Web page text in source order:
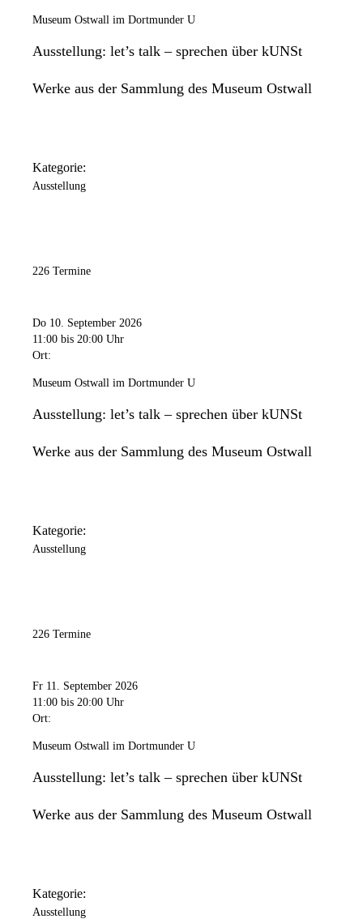
Museum Ostwall im Dortmunder U
Ausstellung: let’s talk – sprechen über kUNSt
Werke aus der Sammlung des Museum Ostwall
Kategorie:
Ausstellung
226 Termine
Do 10. September 2026
11:00 bis 20:00 Uhr
Ort:
Museum Ostwall im Dortmunder U
Ausstellung: let’s talk – sprechen über kUNSt
Werke aus der Sammlung des Museum Ostwall
Kategorie:
Ausstellung
226 Termine
Fr 11. September 2026
11:00 bis 20:00 Uhr
Ort:
Museum Ostwall im Dortmunder U
Ausstellung: let’s talk – sprechen über kUNSt
Werke aus der Sammlung des Museum Ostwall
Kategorie:
Ausstellung